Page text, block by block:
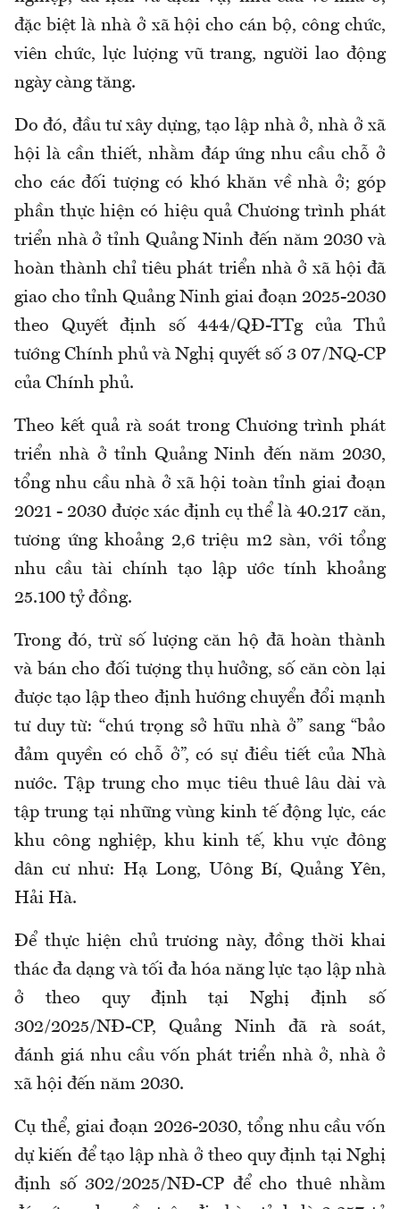
đặc biệt là nhà ở xã hội cho cán bộ, công chức,
viên chức, lực lượng vũ trang, người lao động
ngày càng tăng.
Do đó, đầu tư xây dựng, tạo lập nhà ở, nhà ở xã
hội là cần thiết, nhằm đáp ứng nhu cầu chỗ ở
cho các đối tượng có khó khăn về nhà ở; góp
phần thực hiện có hiệu quả Chương trình phát
triển nhà ở tỉnh Quảng Ninh đến năm 2030 và
hoàn thành chỉ tiêu phát triển nhà ở xã hội đã
giao cho tỉnh Quảng Ninh giai đoạn 2025-2030
theo Quyết định số 444/QĐ-TTg của Thủ
tướng Chính phủ và Nghị quyết số 3 07/NQ-CP
của Chính phủ.
Theo kết quả rà soát trong Chương trình phát
triển nhà ở tỉnh Quảng Ninh đến năm 2030,
tổng nhu cầu nhà ở xã hội toàn tỉnh giai đoạn
2021 - 2030 được xác định cụ thể là 40.217 căn,
tương ứng khoảng 2,6 triệu m2 sàn, với tổng
nhu cầu tài chính tạo lập ước tính khoảng
25.100 tỷ đồng.
Trong đó, trừ số lượng căn hộ đã hoàn thành
và bán cho đối tượng thụ hưởng, số căn còn lại
được tạo lập theo định hướng chuyển đổi mạnh
tư duy từ: “chú trọng sở hữu nhà ở” sang “bảo
đảm quyền có chỗ ở”, có sự điều tiết của Nhà
nước. Tập trung cho mục tiêu thuê lâu dài và
tập trung tại những vùng kinh tế động lực, các
khu công nghiệp, khu kinh tế, khu vực đông
dân cư như: Hạ Long, Uông Bí, Quảng Yên,
Hải Hà.
Để thực hiện chủ trương này, đồng thời khai
thác đa dạng và tối đa hóa năng lực tạo lập nhà
ở theo quy định tại Nghị định số
302/2025/NĐ-CP, Quảng Ninh đã rà soát,
đánh giá nhu cầu vốn phát triển nhà ở, nhà ở
xã hội đến năm 2030.
Cụ thể, giai đoạn 2026-2030, tổng nhu cầu vốn
dự kiến để tạo lập nhà ở theo quy định tại Nghị
định số 302/2025/NĐ-CP để cho thuê nhằm